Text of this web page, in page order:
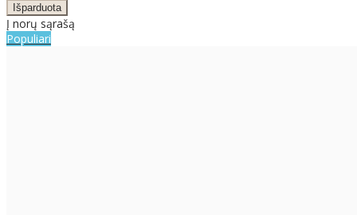
Į norų sąrašą
Populiari